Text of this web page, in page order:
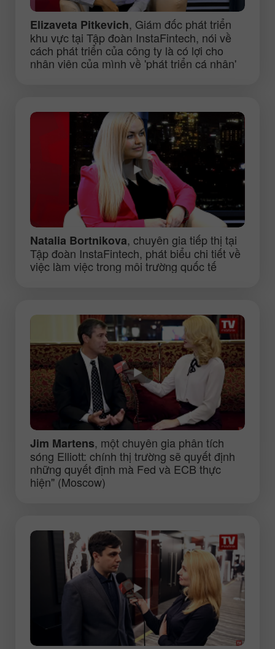
Elizaveta Pitkevich, Giám đốc phát triển
khu vực tại Tập đoàn InstaFintech, nói về
cách phát triển của công ty là có lợi cho
nhân viên của mình về 'phát triển cá nhân'
Natalia Bortnikova, chuyên gia tiếp thị tại
Tập đoàn InstaFintech, phát biểu chi tiết về
việc làm việc trong môi trường quốc tế
Jim Martens, một chuyên gia phân tích
sóng Elliott: chính thị trường sẽ quyết định
những quyết định mà Fed và ECB thực
hiện" (Moscow)